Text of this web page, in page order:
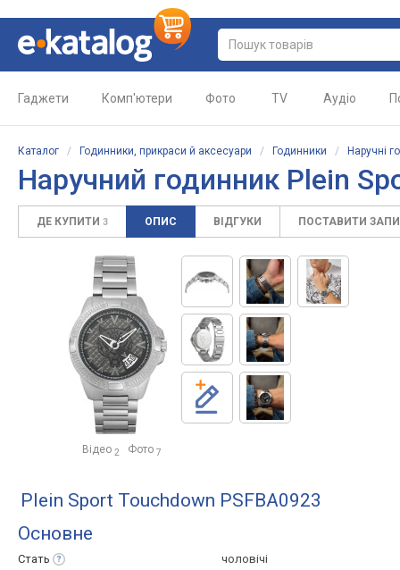
Гаджети Комп'ютери Фото TV Аудіо
Каталог / Годинники, прикраси й аксесуари / Годинники / Наручні
Наручний годинник Plein
ДЕ КУПИТИ 3 ОПИС ВІДГУКИ ПОСТАВИТИ
Відео 2 Фото 7
Plein Sport Touchdown PSFBA0923
Основне
Стать
чоловічі